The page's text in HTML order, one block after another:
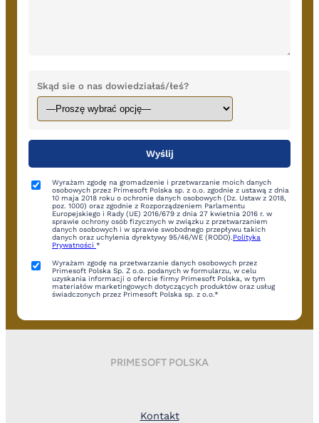
Skąd sie o nas dowiedziałaś/łeś?
Wyrażam zgodę na gromadzenie i przetwarzanie moich danych
osobowych przez Primesoft Polska sp. z o.o. zgodnie z ustawą z dnia
10 maja 2018 roku o ochronie danych osobowych (Dz. Ustaw z 2018,
poz. 1000) oraz zgodnie z Rozporządzeniem Parlamentu
Europejskiego i Rady (UE) 2016/679 z dnia 27 kwietnia 2016 r. w
sprawie ochrony osób fizycznych w związku z przetwarzaniem
danych osobowych i w sprawie swobodnego przepływu takich
danych oraz uchylenia dyrektywy 95/46/WE (RODO). Polityka
Prywatności *
Wyrażam zgodę na przetwarzanie danych osobowych przez
Primesoft Polska Sp. Z o.o. podanych w formularzu, w celu
uzyskania informacji o ofercie firmy Primesoft Polska, w tym
materiałów marketingowych dotyczących produktów oraz usług
świadczonych przez Primesoft Polska sp. z o.o.*
PRIMESOFT POLSKA
Kontakt